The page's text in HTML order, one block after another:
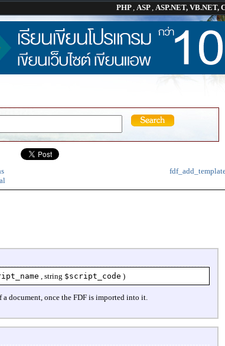
PHP, ASP, ASP.NET, VB.NET,
string $script_code )
document, once the FDF is imported into it.